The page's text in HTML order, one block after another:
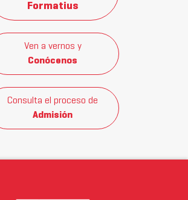
Formatius
Ven a vernos y
Conócenos
Consulta el proceso de
Admisión